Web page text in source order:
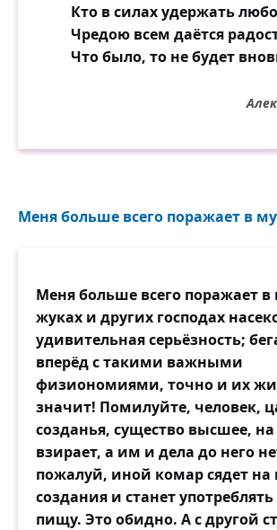
Кто в силах удержать
Чредою всем даётся
Что было, то не будет
Меня больше всего поражает в
Меня больше всего поражает в
жуках и других господах
удивительная серьёзность;
вперёд с такими важными
физиономиями, точно и их
значит! Помилуйте, человек,
созданья, существо высшее,
взирает, а им и дела до него
пожалуй, иной комар сядет на
создания и станет употреблять
пищу. Это обидно. А с другой